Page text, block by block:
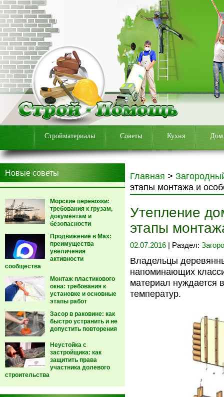
Стройматериалы Советы Кухня Дом
Новые советы
Морские перевозки:
требования к грузам,
документам и
безопасности
Продвижение в Max:
преимущества
увеличения
активности
сообщества
Монтаж пластикового
окна: требования к
установке и основные
этапы работ
Засор в раковине: как
быстро устранить и не
допустить повторения
Неустойка с
застройщика: как
защитить права
участника долевого
строительства
Главная >
этапы монтажа и
Утепление
этапы
02.07.2016 | Раздел:
Владельцы
напоминающих
материал нуждается
температур.